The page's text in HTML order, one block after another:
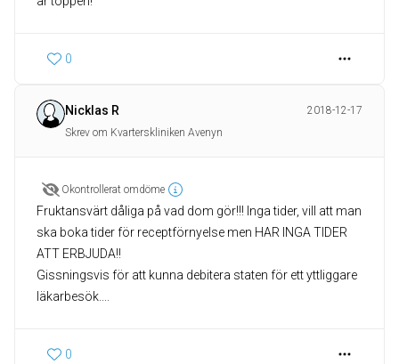
0
Nicklas R
2018-12-17
Skrev om Kvarterskliniken Avenyn
Okontrollerat omdöme
Fruktansvärt dåliga på vad dom gör!!! Inga tider, vill att man
ska boka tider för receptförnyelse men HAR INGA TIDER
ATT ERBJUDA!!
Gissningsvis för att kunna debitera staten för ett yttliggare
läkarbesök....
0